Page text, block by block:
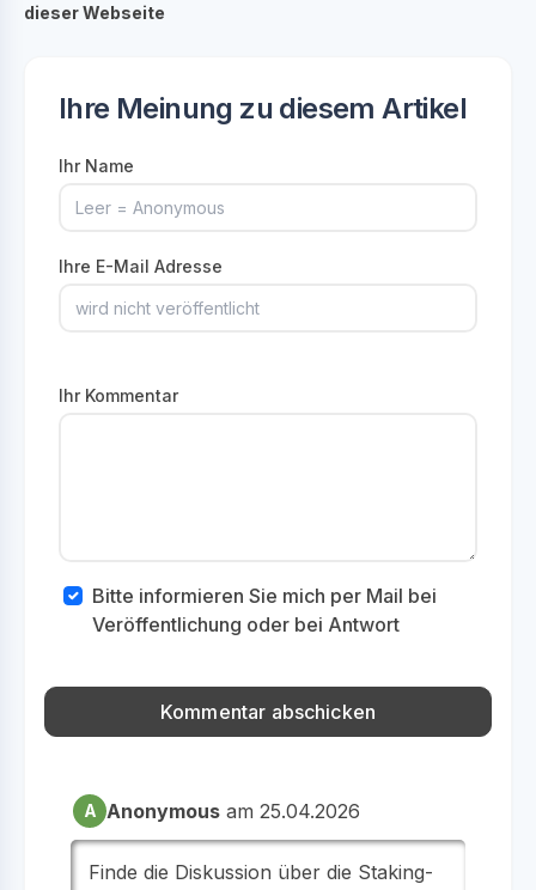
dieser Webseite
Ihre Meinung zu diesem Artikel
Ihr Name
Ihre E-Mail Adresse
Ihr Kommentar
Bitte informieren Sie mich per Mail bei
Veröffentlichung oder bei Antwort
A Anonymous am 25.04.2026
Finde die Diskussion über die Staking-